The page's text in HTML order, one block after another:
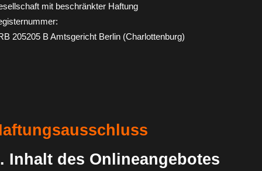
mit beschränkter Haftung
205205 B Amtsgericht Berlin (Charlottenburg)
Inhalt des Onlineangebotes